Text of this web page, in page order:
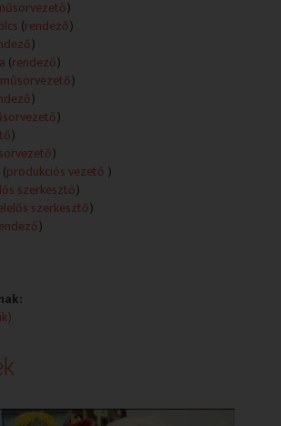
)
(rendező)
)
(rendező)
műsorvezető)
)
)
)
)
(produkciós vezető )
szerkesztő)
szerkesztő)
)